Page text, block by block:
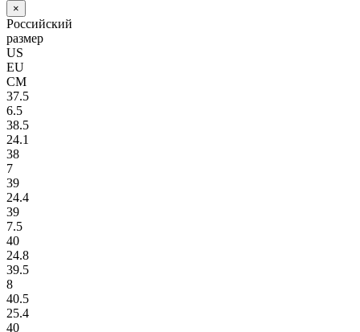
×
Российский
размер
US
EU
СМ
37.5
6.5
38.5
24.1
38
7
39
24.4
39
7.5
40
24.8
39.5
8
40.5
25.4
40